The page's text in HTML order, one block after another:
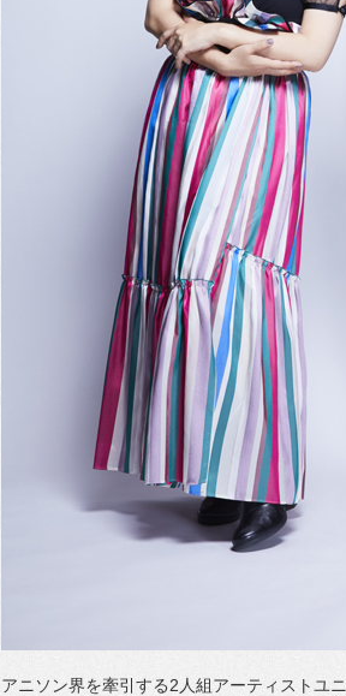
アニソン界を牽引する2人組アーティストユ